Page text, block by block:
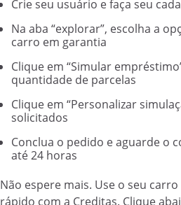
Crie seu usuário e faça seu
Na aba “explorar”, escolha a
carro em garantia
Clique em “Simular
quantidade de parcelas
Clique em “Personalizar
solicitados
Conclua o pedido e aguarde o
até 24 horas
Não espere mais. Use o seu
rápido com a Creditas. Clique